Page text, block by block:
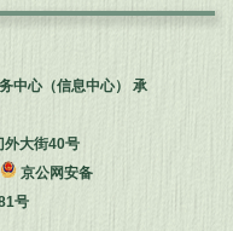
中心（信息中心） 承
外大街40号
京公网安备
号